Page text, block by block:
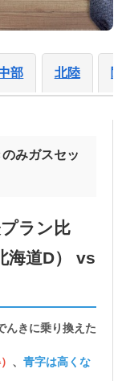
部 北陸
みガスセッ
ラン比
海道D） vs
んきに乗り換えた
、 青字は高くな